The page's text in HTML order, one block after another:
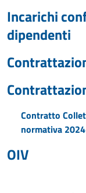
Incarichi
dipendenti
Contratto
normativa
OIV